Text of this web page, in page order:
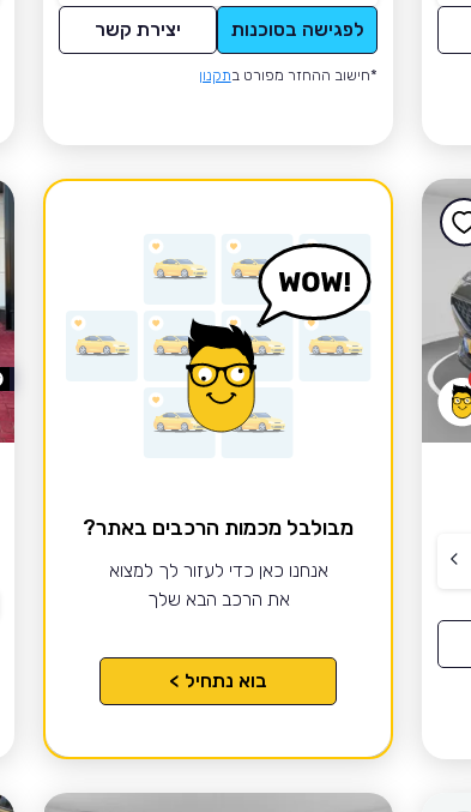
לפגישה בסוכנות יצירת קשר
*חישוב ההחזר מפורט בתקנון
מבולבל מכמות הרכבים באתר?
אנחנו כאן כדי לעזור לך למצוא
את הרכב הבא שלך
בוא נתחיל >